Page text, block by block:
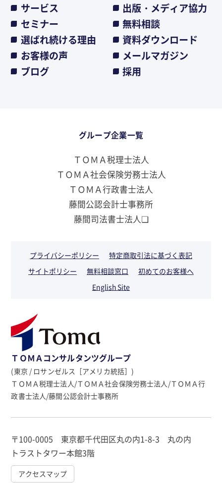
サービス
出版・メディア協力
セミナー
無料相談
選ばれ続ける理由
資料ダウンロード
お客様の声
メールマガジン
ブログ
採用
グループ企業一覧
ＴＯＭＡ税理士法人
ＴＯＭＡ社会保険労務士法人
ＴＯＭＡ行政書士法人
藤間公認会計士事務所
藤間司法書士法人❏
プライバシーポリシー
特定商取引法に基づく表記
サイトポリシー
無料相談窓口
初めてのお客様へ
English Site
ＴＯＭＡコンサルタンツグループ
(東京 / ロサンゼルス［アメリカ統括］)
ＴＯＭＡ税理士法人/ＴＯＭＡ社会保険労務士法人/ＴＯＭＡ行
政書士法人/藤間公認会計士事務所
〒100-0005 東京都千代田区丸の内1-8-3 丸の内
トラストタワー本館3階
アクセスマップ